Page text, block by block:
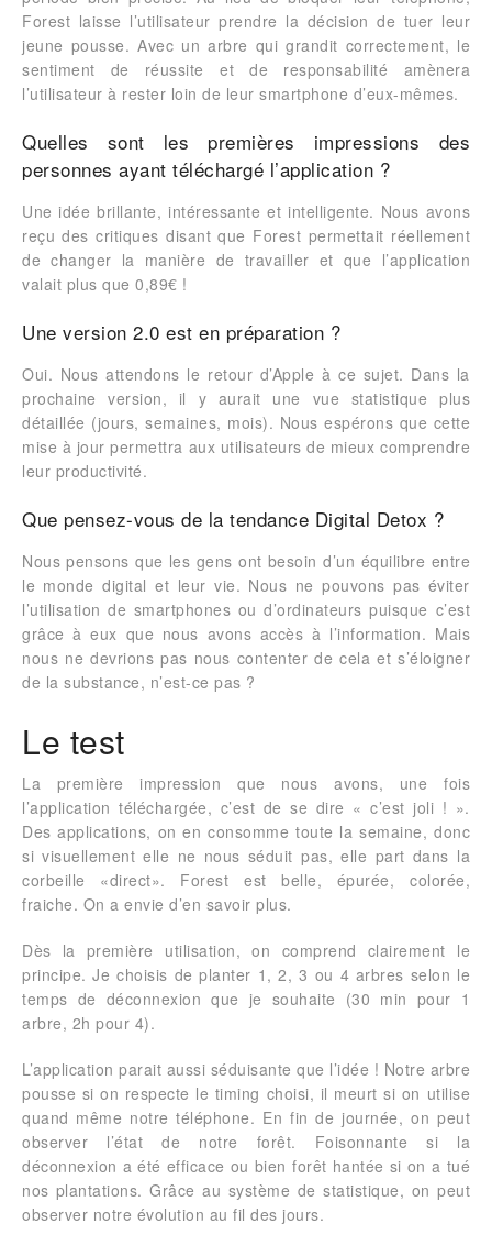
Forest laisse l’utilisateur prendre la décision de tuer leur
jeune pousse. Avec un arbre qui grandit correctement, le
sentiment de réussite et de responsabilité amènera
l’utilisateur à rester loin de leur smartphone d’eux-mêmes.
Quelles sont les premières impressions des
personnes ayant téléchargé l’application ?
Une idée brillante, intéressante et intelligente. Nous avons
reçu des critiques disant que Forest permettait réellement
de changer la manière de travailler et que l’application
valait plus que 0,89€ !
Une version 2.0 est en préparation ?
Oui. Nous attendons le retour d’Apple à ce sujet. Dans la
prochaine version, il y aurait une vue statistique plus
détaillée (jours, semaines, mois). Nous espérons que cette
mise à jour permettra aux utilisateurs de mieux comprendre
leur productivité.
Que pensez-vous de la tendance Digital Detox ?
Nous pensons que les gens ont besoin d’un équilibre entre
le monde digital et leur vie. Nous ne pouvons pas éviter
l’utilisation de smartphones ou d’ordinateurs puisque c’est
grâce à eux que nous avons accès à l’information. Mais
nous ne devrions pas nous contenter de cela et s’éloigner
de la substance, n’est-ce pas ?
Le test
La première impression que nous avons, une fois
l’application téléchargée, c’est de se dire « c’est joli ! ».
Des applications, on en consomme toute la semaine, donc
si visuellement elle ne nous séduit pas, elle part dans la
corbeille «direct». Forest est belle, épurée, colorée,
fraiche. On a envie d’en savoir plus.
Dès la première utilisation, on comprend clairement le
principe. Je choisis de planter 1, 2, 3 ou 4 arbres selon le
temps de déconnexion que je souhaite (30 min pour 1
arbre, 2h pour 4).
L’application parait aussi séduisante que l’idée ! Notre arbre
pousse si on respecte le timing choisi, il meurt si on utilise
quand même notre téléphone. En fin de journée, on peut
observer l’état de notre forêt. Foisonnante si la
déconnexion a été efficace ou bien forêt hantée si on a tué
nos plantations. Grâce au système de statistique, on peut
observer notre évolution au fil des jours.